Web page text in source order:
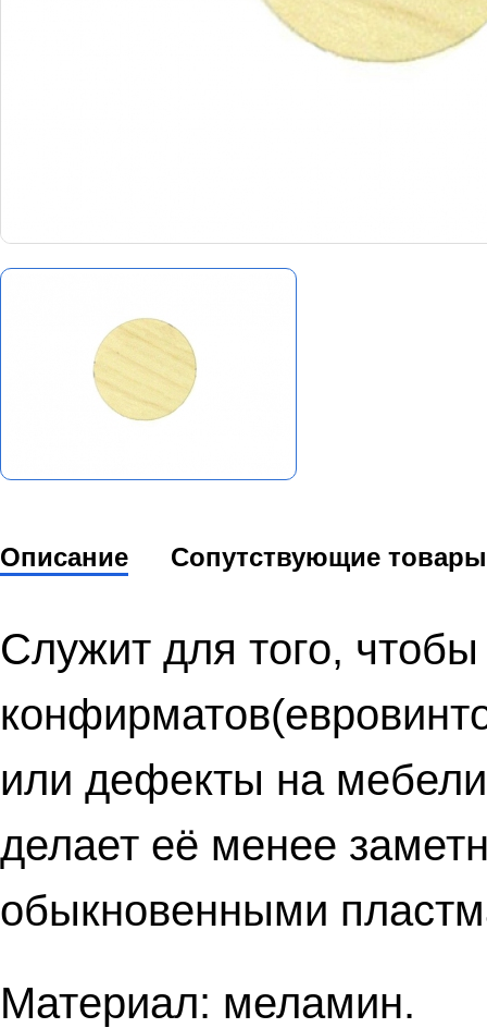
Описание Сопутствующие товары
Служит для того,
или дефекты на
делает её менее
обыкновенными
Материал: меламин.